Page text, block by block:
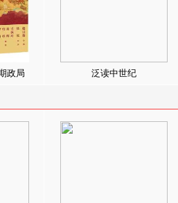
政局 泛读中世纪